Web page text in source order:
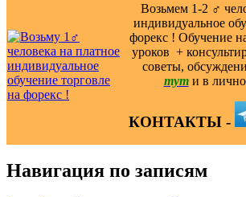
Возьмем 1-2 ‍♂️
индивидуальное
форекс ! Обучение
уроков ️ +
советы,
тут и в
КОНТАКТЫ -
Навигация по записям